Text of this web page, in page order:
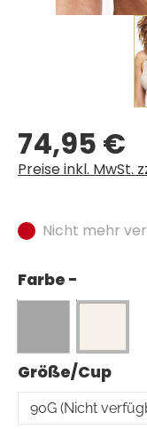
Regulärer Preis:
74,95 €
Preise inkl. MwSt.
Nicht mehr
Farbe -
Größe/Cup